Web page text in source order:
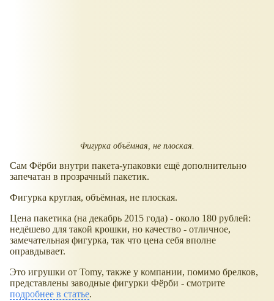
Фигурка объёмная, не плоская.
Сам Фёрби внутри пакета-упаковки ещё дополнительно
запечатан в прозрачный пакетик.
Фигурка круглая, объёмная, не плоская.
Цена пакетика (на декабрь 2015 года) - около 180 рублей:
недёшево для такой крошки, но качество - отличное,
замечательная фигурка, так что цена себя вполне
оправдывает.
Это игрушки от Tomy, также у компании, помимо брелков,
представлены заводные фигурки Фёрби - смотрите
подробнее в статье.